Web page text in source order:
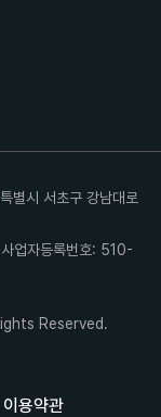
이용약관
별시 서초구 강남대로
자등록번호: 510-
Reserved.